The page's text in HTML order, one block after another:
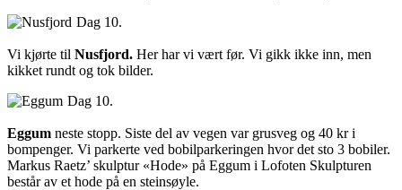
Dag 10.
Vi kjørte til Nusfjord. Her har vi vært før. Vi gikk ikke inn, men
kikket rundt og tok bilder.
Dag 10.
Eggum neste stopp. Siste del av vegen var grusveg og 40 kr i
bompenger. Vi parkerte ved bobilparkeringen hvor det sto 3 bobiler.
Markus Raetz’ skulptur «Hode» på Eggum i Lofoten Skulpturen
består av et hode på en steinsøyle.